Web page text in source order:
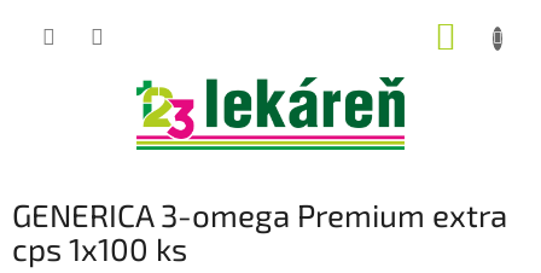
GENERICA 3-omega Premium extra
cps 1x100 ks